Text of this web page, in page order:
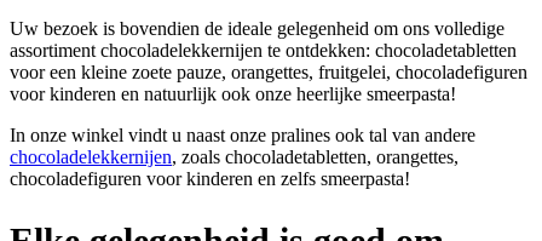
Uw bezoek is bovendien de ideale gelegenheid om ons volledige
assortiment chocoladelekkernijen te ontdekken: chocoladetabletten
voor een kleine zoete pauze, orangettes, fruitgelei, chocoladefiguren
voor kinderen en natuurlijk ook onze heerlijke smeerpasta!
In onze winkel vindt u naast onze pralines ook tal van andere
chocoladelekkernijen, zoals chocoladetabletten, orangettes,
chocoladefiguren voor kinderen en zelfs smeerpasta!